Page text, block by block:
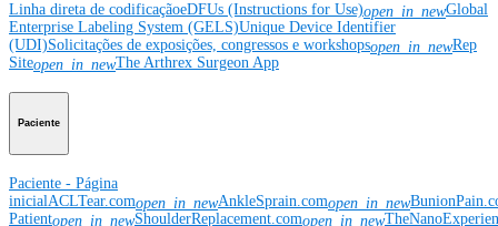
Linha direta de codificaçãoeDFUs (Instructions for Use)open_in_newGlobal
Enterprise Labeling System (GELS)Unique Device Identifier
(UDI)Solicitações de exposições, congressos e workshopsopen_in_newRep
Siteopen_in_newThe Arthrex Surgeon App
Paciente
Paciente - Página
inicialACLTear.comopen_in_newAnkleSprain.comopen_in_new
Patientopen_in_newShoulderReplacement.comopen_in_new